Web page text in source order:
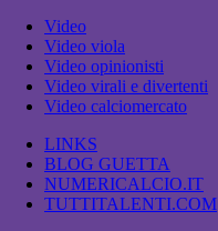
Video
Video viola
Video opinionisti
Video virali e divertenti
Video calciomercato
LINKS
BLOG GUETTA
NUMERICALCIO.IT
TUTTITALENTI.COM